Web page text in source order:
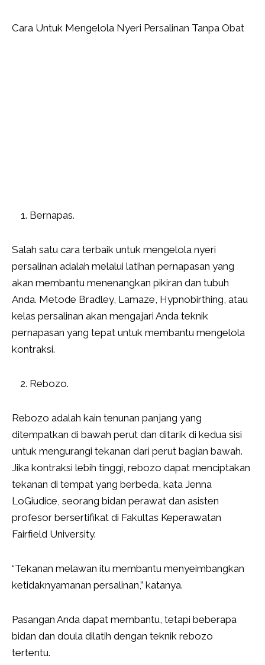
Cara Untuk Mengelola Nyeri Persalinan Tanpa Obat
Bernapas.
Salah satu cara terbaik untuk mengelola nyeri
persalinan adalah melalui latihan pernapasan yang
akan membantu menenangkan pikiran dan tubuh
Anda. Metode Bradley, Lamaze, Hypnobirthing, atau
kelas persalinan akan mengajari Anda teknik
pernapasan yang tepat untuk membantu mengelola
kontraksi.
Rebozo.
Rebozo adalah kain tenunan panjang yang
ditempatkan di bawah perut dan ditarik di kedua sisi
untuk mengurangi tekanan dari perut bagian bawah.
Jika kontraksi lebih tinggi, rebozo dapat menciptakan
tekanan di tempat yang berbeda, kata Jenna
LoGiudice, seorang bidan perawat dan asisten
profesor bersertifikat di Fakultas Keperawatan
Fairfield University.
“Tekanan melawan itu membantu menyeimbangkan
ketidaknyamanan persalinan,” katanya.
Pasangan Anda dapat membantu, tetapi beberapa
bidan dan doula dilatih dengan teknik rebozo
tertentu.